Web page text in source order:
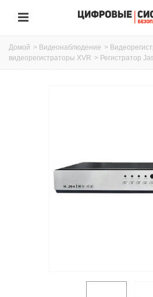
Домой > Видеонаблюдение >
видеорегистраторы XVR > Регистратор